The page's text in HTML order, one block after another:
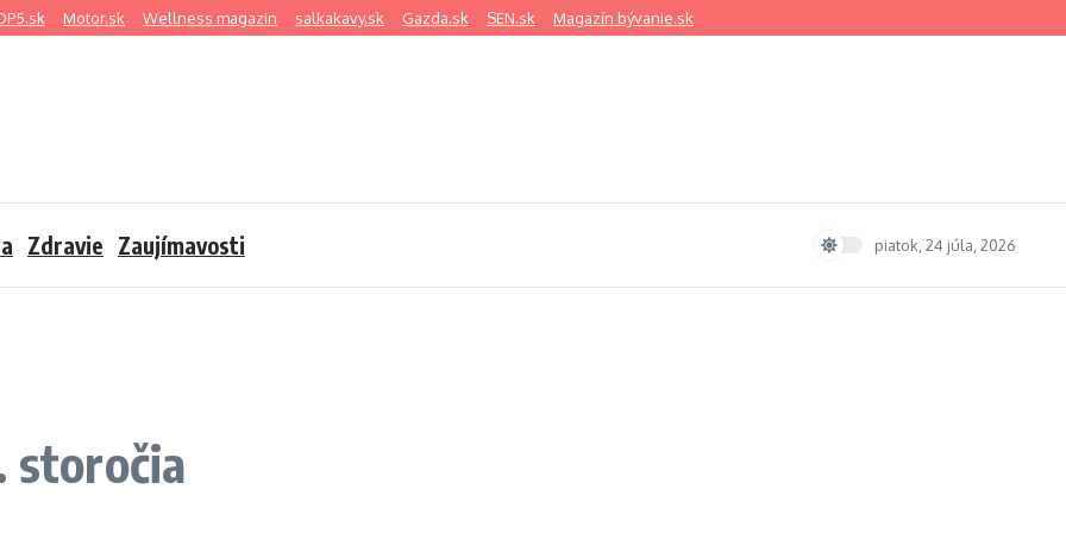
Motor.sk Wellness magazin salkakavy.sk Gazda.sk SEN.sk Magazín bývanie.sk
Zdravie Zaujímavosti piatok, 24 júla, 2026
storočia